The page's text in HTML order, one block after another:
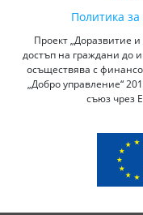
Политика
Проект „Доразвитие
достъп на граждани до
осъществява с
„Добро управление“
съюз чрез